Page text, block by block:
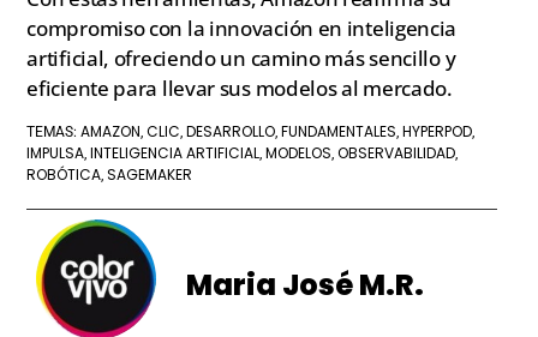
compromiso con la innovación en inteligencia
artificial, ofreciendo un camino más sencillo y
eficiente para llevar sus modelos al mercado.
TEMAS:AMAZON ,CLIC ,DESARROLLO ,FUNDAMENTALES ,HYPERPOD
IMPULSA ,INTELIGENCIA ARTIFICIAL ,MODELOS ,OBSERVABILIDAD
ROBÓTICA ,SAGEMAKER
Maria José M.R.